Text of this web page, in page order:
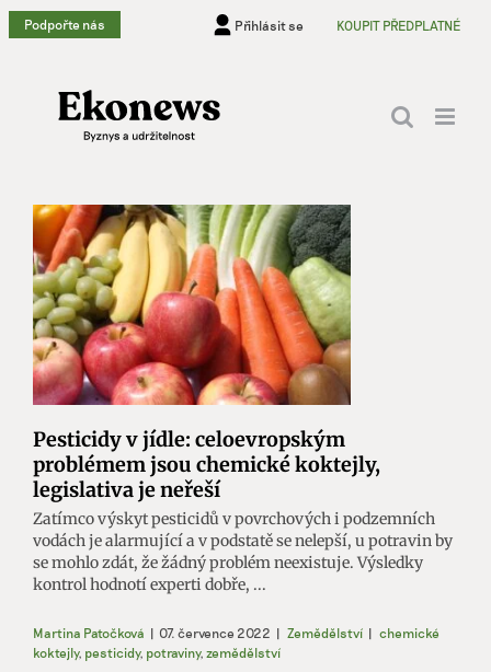
Přeskočit
na
Podpořte nás Přihlásit se KOUPIT PŘEDPLATNÉ
Pesticidy v jídle: celoevropským
problémem jsou chemické koktejly,
legislativa je neřeší
Zatímco výskyt pesticidů v povrchových i podzemních
vodách je alarmující a v podstatě se nelepší, u potravin by
se mohlo zdát, že žádný problém neexistuje. Výsledky
kontrol hodnotí experti dobře, ...
Martina Patočková | 07. července 2022 | Zemědělství | chemické
koktejly, pesticidy, potraviny, zemědělství